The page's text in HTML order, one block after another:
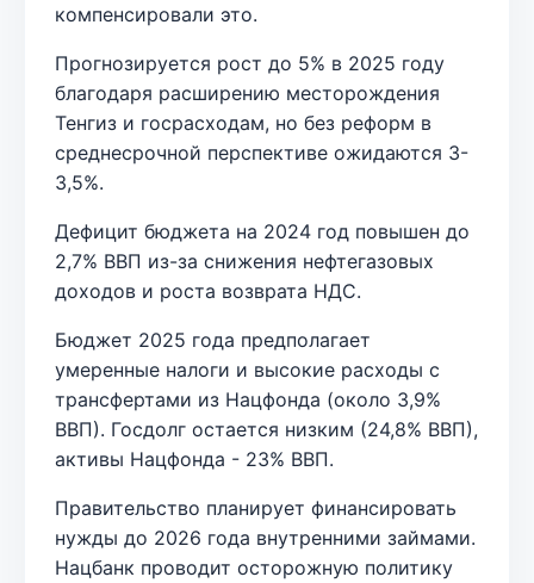
компенсировали это.
Прогнозируется рост до 5% в 2025 году
благодаря расширению месторождения
Тенгиз и госрасходам, но без реформ в
среднесрочной перспективе ожидаются 3-
3,5%.
Дефицит бюджета на 2024 год повышен до
2,7% ВВП из-за снижения нефтегазовых
доходов и роста возврата НДС.
Бюджет 2025 года предполагает
умеренные налоги и высокие расходы с
трансфертами из Нацфонда (около 3,9%
ВВП). Госдолг остается низким (24,8% ВВП),
активы Нацфонда - 23% ВВП.
Правительство планирует финансировать
нужды до 2026 года внутренними займами.
Нацбанк проводит осторожную политику